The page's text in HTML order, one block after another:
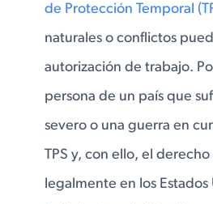
de Protección Temporal
naturales o conflictos
autorización de trabajo.
persona de un país que
severo o una guerra en
TPS y, con ello, el
legalmente en los Estados